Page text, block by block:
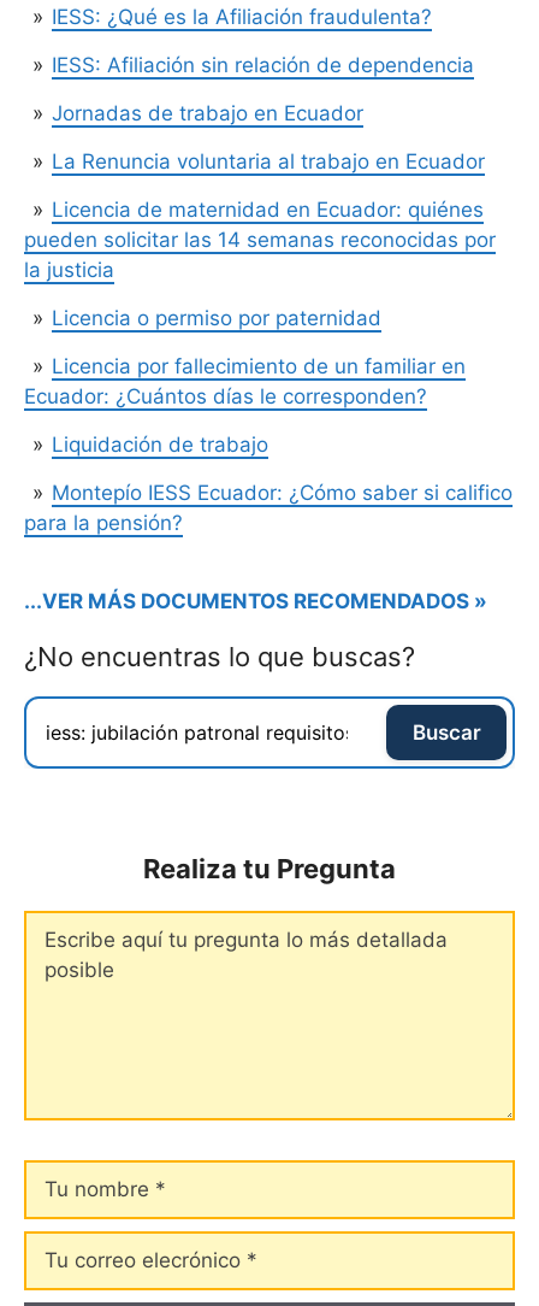
IESS: ¿Qué es la Afiliación fraudulenta?
IESS: Afiliación sin relación de dependencia
Jornadas de trabajo en Ecuador
La Renuncia voluntaria al trabajo en Ecuador
Licencia de maternidad en Ecuador: quiénes
pueden solicitar las 14 semanas reconocidas por
la justicia
Licencia o permiso por paternidad
Licencia por fallecimiento de un familiar en
Ecuador: ¿Cuántos días le corresponden?
Liquidación de trabajo
Montepío IESS Ecuador: ¿Cómo saber si califico
para la pensión?
...VER MÁS DOCUMENTOS RECOMENDADOS »
¿No encuentras lo que buscas?
Buscar
Realiza tu Pregunta
nombre
Tu
correo
elecrónico